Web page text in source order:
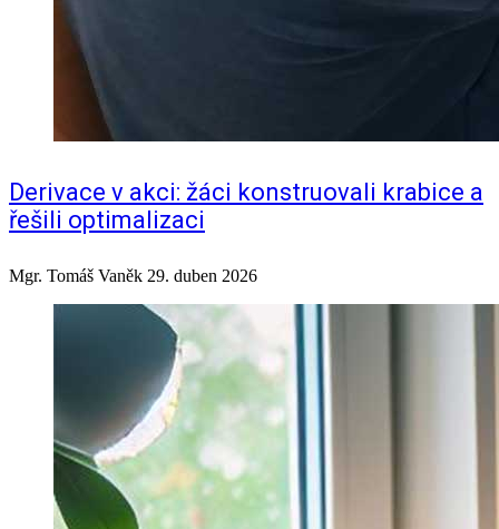
Derivace v akci: žáci konstruovali krabice a
řešili optimalizaci
Mgr. Tomáš Vaněk 29. duben 2026